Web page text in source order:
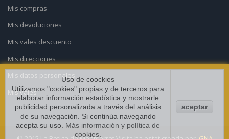
Mis compras
Mis devoluciones
Mis vales descuento
Mis direcciones
Mis datos personales
Mis vales
Uso de coockies
Utilizamos "cookies" propias y de terceros para
elaborar información estadística y mostrarle
publicidad personalizada a través del análisis
de su navegación. Si continúa navegando
acepta su uso. Más información y política de
cookies
aceptar